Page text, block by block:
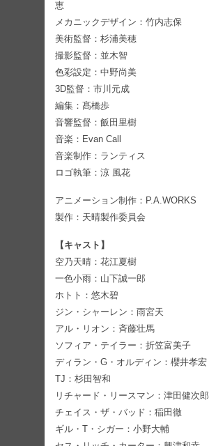
恵
メカニックデザイン：竹内志保
美術監督：杉浦美穂
撮影監督：並木智
色彩設定：中野尚美
3D監督：市川元成
編集：髙橋歩
音響監督：飯田里樹
音楽：Evan Call
音楽制作：ランティス
ロゴ執筆：涼 風花
アニメーション制作：P.A.WORKS
製作：天晴製作委員会
【キャスト】
空乃天晴：花江夏樹
一色小雨：山下誠一郎
ホトト：悠木碧
ジン・シャーレン：雨宮天
アル・リオン：斉藤壮馬
ソフィア・テイラー：折笠富美子
ディラン・G・オルディン：櫻井孝宏
TJ：杉田智和
リチャード・リースマン：津田健次郎
チェイス・ザ・バッド：稲田徹
ギル・T・シガー：小野大輔